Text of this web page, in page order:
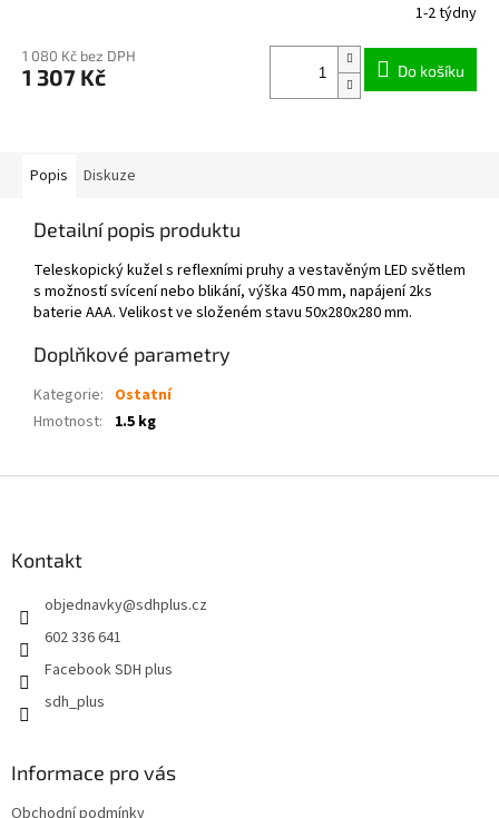
1-2 týdny
1 080 Kč bez DPH
1 307 Kč Do košíku
Popis Diskuze
Detailní popis produktu
Teleskopický kužel s reflexními pruhy a vestavěným LED světlem
s možností svícení nebo blikání, výška 450 mm, napájení 2ks
baterie AAA. Velikost ve složeném stavu 50x280x280 mm.
Doplňkové parametry
Kategorie: Ostatní
Hmotnost: 1.5 kg
Kontakt
objednavky@sdhplus.cz
602 336 641
Facebook SDH plus
sdh_plus
Informace pro vás